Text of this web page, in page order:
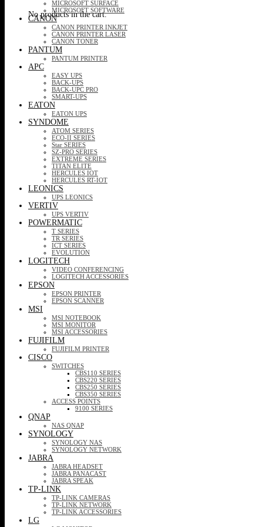
No products in the cart.
MICROSOFT SURFACE
MICROSOFT SOFTWARE
CANON
CANON PRINTER INKJET
CANON PRINTER LASER
CANON TONER
PANTUM
PANTUM PRINTER
APC
EASY UPS
BACK-UPS
BACK-UPC PRO
SMART-UPS
EATON
EATON UPS
SYNDOME
ATOM SERIES
ECO-II SERIES
Star SERIES
SZ-PRO SERIES
EXTREME SERIES
TITAN ELITE
HERCULES IOT
HERCULES RT-IOT
LEONICS
UPS LEONICS
VERTIV
UPS VERTIV
POWERMATIC
T SERIES
TR SERIES
ICT SERIES
EVOLUTION
LOGITECH
VIDEO CONFERENCING
LOGITECH ACCESSORIES
EPSON
EPSON PRINTER
EPSON SCANNER
MSI
MSI NOTEBOOK
MSI MONITOR
MSI ACCESSORIES
FUJIFILM
FUJIFILM PRINTER
CISCO
SWITCHES
CBS110 SERIES
CBS220 SERIES
CBS250 SERIES
CBS350 SERIES
ACCESS POINTS
9100 SERIES
QNAP
NAS QNAP
SYNOLOGY
SYNOLOGY NAS
SYNOLOGY NETWORK
JABRA
JABRA HEADSET
JABRA PANACAST
JABRA SPEAK
TP-LINK
TP-LINK CAMERAS
TP-LINK NETWORK
TP-LINK ACCESSORIES
LG